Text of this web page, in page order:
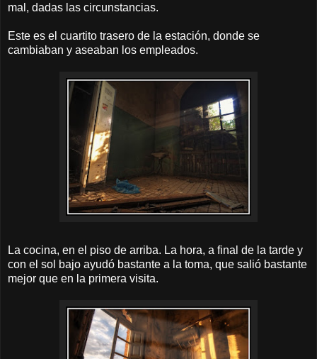
mal, dadas las circunstancias.
Este es el cuartito trasero de la estación, donde se
cambiaban y aseaban los empleados.
La cocina, en el piso de arriba. La hora, a final de la tarde y
con el sol bajo ayudó bastante a la toma, que salió bastante
mejor que en la primera visita.